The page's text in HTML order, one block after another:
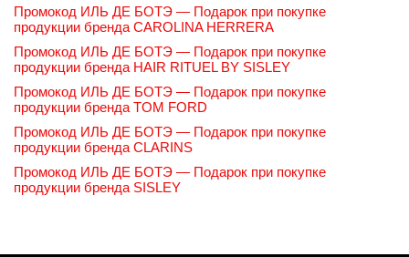
Промокод ИЛЬ ДЕ БОТЭ — Подарок при покупке
продукции бренда CAROLINA HERRERA
Промокод ИЛЬ ДЕ БОТЭ — Подарок при покупке
продукции бренда HAIR RITUEL BY SISLEY
Промокод ИЛЬ ДЕ БОТЭ — Подарок при покупке
продукции бренда TOM FORD
Промокод ИЛЬ ДЕ БОТЭ — Подарок при покупке
продукции бренда CLARINS
Промокод ИЛЬ ДЕ БОТЭ — Подарок при покупке
продукции бренда SISLEY